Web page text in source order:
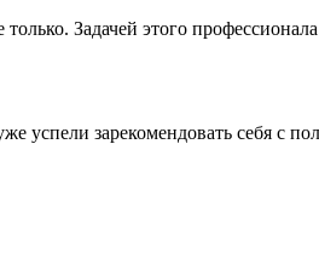
Задачей этого
успели зарекомендовать себя с